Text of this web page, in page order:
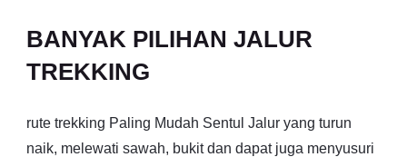
BANYAK PILIHAN JALUR
TREKKING
rute trekking Paling Mudah Sentul Jalur yang turun
naik, melewati sawah, bukit dan dapat juga menyusuri